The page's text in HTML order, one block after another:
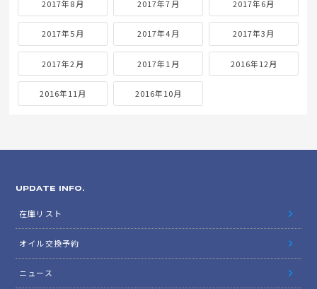
2017年8月 2017年7月 2017年6月
2017年5月 2017年4月 2017年3月
2017年2月 2017年1月 2016年12月
2016年11月 2016年10月
UPDATE INFO.
在庫リスト
オイル交換予約
ニュース